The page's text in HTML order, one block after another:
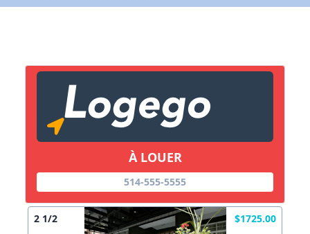
À LOUER
514-555-5555
2 1/2 $1725.00
Copier lien